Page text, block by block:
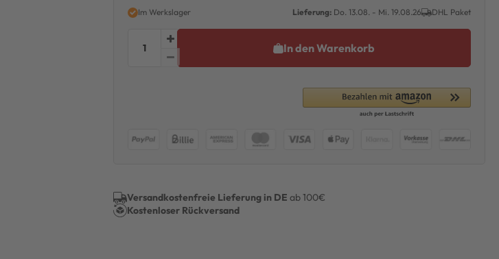
Im Werkslager Lieferung: Do. 13.08. - Mi. 19.08.26 DHL Paket
In den Warenkorb
Versandkostenfreie Lieferung in DE ab 100€
Kostenloser Rückversand